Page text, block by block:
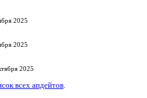
2025
2025
2025
всех апдейтов